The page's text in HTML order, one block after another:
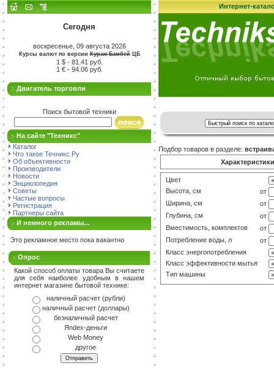
Сегодня
воскресенье, 09 августа 2026
Курсы валют по версииКураж-БамбейЦБ
1 $ - 81.41 руб.
1 € - 94.06 руб.
Двигатель торговли
Поиск бытовой техники
На сайте "Техникс"
Каталог
Что такое Течникс.Ру
Об объективности
Производители
Новости
Энциклопедия
Советы
Частые вопросы
Регистрация
Партнеры сайта
И немного рекламы...
Это рекламное место пока вакантно
Опрос
Какой способ оплаты товара Вы считаете
для себя наиболее удобным в нашем
интернет магазине бытовой технике:
наличный расчет (рубли)
наличный расчет (доллары)
безналичный расчет
Яndex-деньги
Web Money
другое
Интернет-
Подбор товаров в разделе:
Характеристики
Цвет
Высота, см
от
Ширина, см
от
Глубина, см
от
Вместимость, комплектов
от
Потребление воды, л
от
Класс энергопотребления
Класс эффективности мытья
Тип машины